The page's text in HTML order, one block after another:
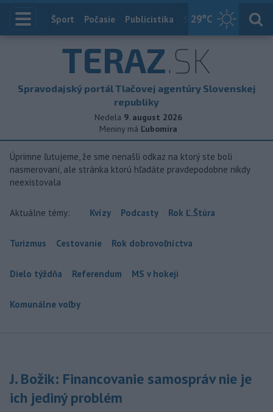
29°C
Index
Šport Počasie Publicistika Slovensko
TERAZ.SK
Spravodajský portál Tlačovej agentúry Slovenskej
republiky
Nedela 9. august 2026
Meniny má Ľubomíra
Úprimne ľutujeme, že sme nenašli odkaz na ktorý ste boli
nasmerovaní, ale stránka ktorú hľadáte pravdepodobne nikdy
neexistovala
Aktuálne témy: Kvízy Podcasty Rok Ľ.Štúra
Turizmus Cestovanie Rok dobrovoľníctva
Dielo týždňa Referendum MS v hokeji
Komunálne voľby
J. Božik: Financovanie samospráv nie je
ich jediný problém